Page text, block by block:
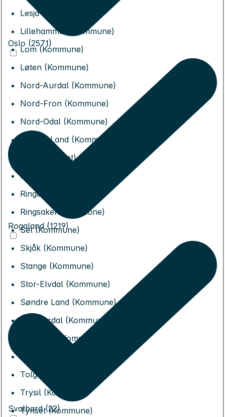
Lesja (Kommune)
Lillehammer (Kommune)
Lom (Kommune)
Løten (Kommune)
Nord-Aurdal (Kommune)
Nord-Fron (Kommune)
Nord-Odal (Kommune)
Nordre Land (Kommune)
Os (Innlandet) (Kommune)
Rendalen (Kommune)
Ringebu (Kommune)
Ringsaker (Kommune)
Sel (Kommune)
Skjåk (Kommune)
Stange (Kommune)
Stor-Elvdal (Kommune)
Søndre Land (Kommune)
Sør-Aurdal (Kommune)
Sør-Fron (Kommune)
Tolga (Kommune)
Trysil (Kommune)
Tynset (Kommune)
Oslo (2571)
Rogaland (1219)
Svalbard (22)